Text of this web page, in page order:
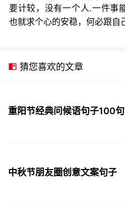
要计较，没有一个人.一件事
也就求个心的安稳，何必跟自
猜您喜欢的文章
重阳节经典问候语句子100句
中秋节朋友圈创意文案句子